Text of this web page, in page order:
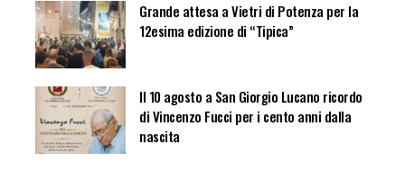
Grande attesa a Vietri di Potenza per la
12esima edizione di “Tipica”
Il 10 agosto a San Giorgio Lucano ricordo
di Vincenzo Fucci per i cento anni dalla
nascita